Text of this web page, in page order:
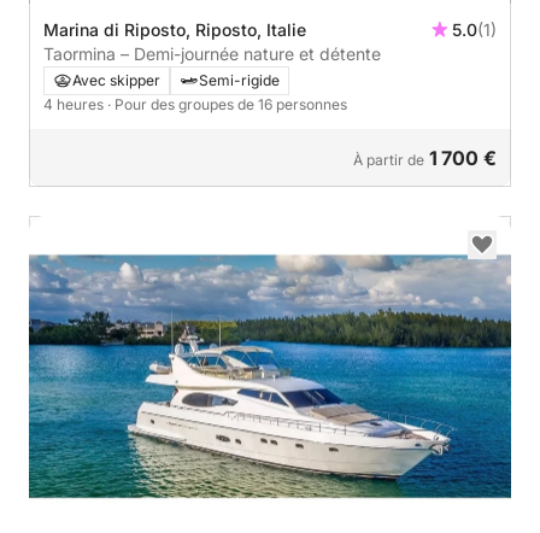
Marina di Riposto, Riposto, Italie 5.0(1)
Taormina – Demi-journée nature et détente
Avec skipper
Semi-rigide
4 heures · Pour des groupes de 16 personnes
À partir de 1 700 €